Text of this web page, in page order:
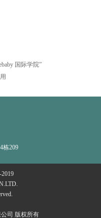
国际学院”
栋209
公司 版权所有